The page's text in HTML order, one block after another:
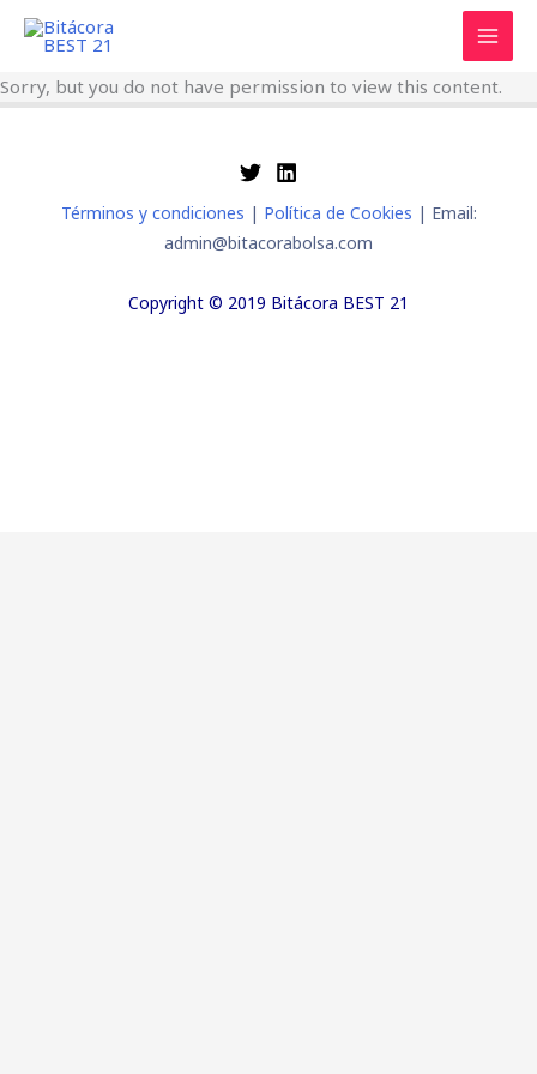
Sorry, but you do not have permission to view this content.
Términos y condiciones | Política de Cookies | Email:
admin@bitacorabolsa.com
Copyright © 2019 Bitácora BEST 21